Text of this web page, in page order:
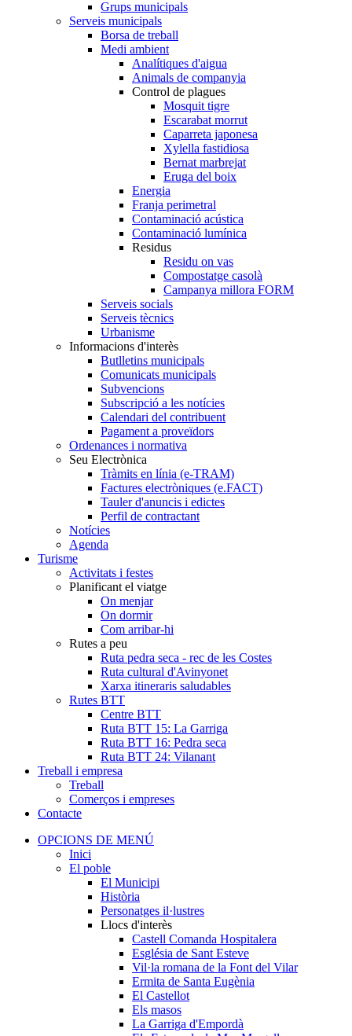
Grups municipals
Serveis municipals
Borsa de treball
Medi ambient
Analítiques d'aigua
Animals de companyia
Control de plagues
Mosquit tigre
Escarabat morrut
Caparreta japonesa
Xylella fastidiosa
Bernat marbrejat
Eruga del boix
Energia
Franja perimetral
Contaminació acústica
Contaminació lumínica
Residus
Residu on vas
Compostatge casolà
Campanya millora FORM
Serveis socials
Serveis tècnics
Urbanisme
Informacions d'interès
Butlletins municipals
Comunicats municipals
Subvencions
Subscripció a les notícies
Calendari del contribuent
Pagament a proveïdors
Ordenances i normativa
Seu Electrònica
Tràmits en línia (e-TRAM)
Factures electròniques (e.FACT)
Tauler d'anuncis i edictes
Perfil de contractant
Notícies
Agenda
Turisme
Activitats i festes
Planificant el viatge
On menjar
On dormir
Com arribar-hi
Rutes a peu
Ruta pedra seca - rec de les Costes
Ruta cultural d'Avinyonet
Xarxa itineraris saludables
Rutes BTT
Centre BTT
Ruta BTT 15: La Garriga
Ruta BTT 16: Pedra seca
Ruta BTT 24: Vilanant
Treball i empresa
Treball
Comerços i empreses
Contacte
OPCIONS DE MENÚ
Inici
El poble
El Municipi
Història
Personatges il·lustres
Llocs d'interès
Castell Comanda Hospitalera
Església de Sant Esteve
Vil·la romana de la Font del Vilar
Ermita de Santa Eugènia
El Castellot
Els masos
La Garriga d'Empordà